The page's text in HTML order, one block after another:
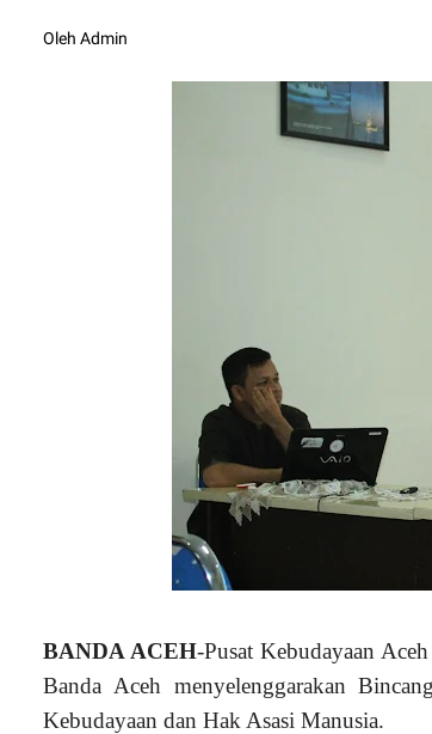
Oleh Admin
BANDA ACEH-Pusat Kebudayaan
Banda Aceh menyelenggarakan
Kebudayaan dan Hak Asasi Manusia.